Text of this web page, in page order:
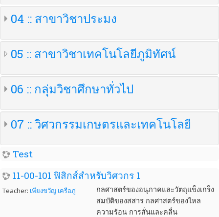
04 :: สาขาวิชาประมง
05 :: สาขาวิชาเทคโนโลยีภูมิทัศน์
06 :: กลุ่มวิชาศึกษาทั่วไป
07 :: วิศวกรรมเกษตรและเทคโนโลยี
Test
11-00-101 ฟิสิกส์สำหรับวิศวกร 1
กลศาสตร์ของอนุภาคและวัตถุแข็งเกร็ง
สมบัติของสสาร กลศาสตร์ของไหล
ความร้อน การสั่นและคลื่น
Teacher: เพียงขวัญ เครือภู่